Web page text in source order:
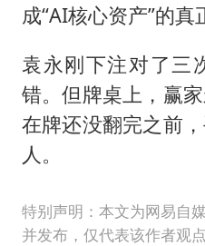
成“AI核心资产”的真
袁永刚下注对了三
错。但牌桌上，赢
在牌还没翻完之前
人。
特别声明：本文为网易自
并发布，仅代表该作者观